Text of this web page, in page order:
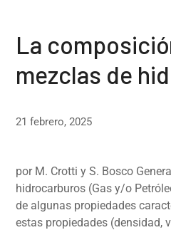
La
mezclas de
21 febrero, 2025
por M. Crotti y S. Bosco
hidrocarburos (Gas y/o
de algunas propiedades
estas propiedades (densidad,